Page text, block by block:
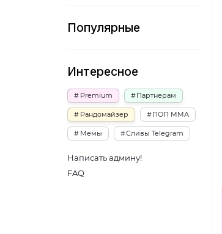
Популярные
Интересное
Premium Партнерам
Рандомайзер ПОП ММА
Мемы Сливы Telegram
Написать админу!
FAQ